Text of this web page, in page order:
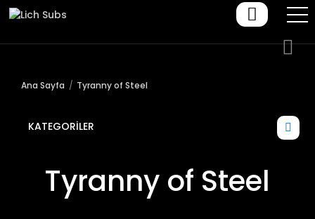
Ana Sayfa Tyranny of Steel
KATEGORILER
Tyranny of Steel